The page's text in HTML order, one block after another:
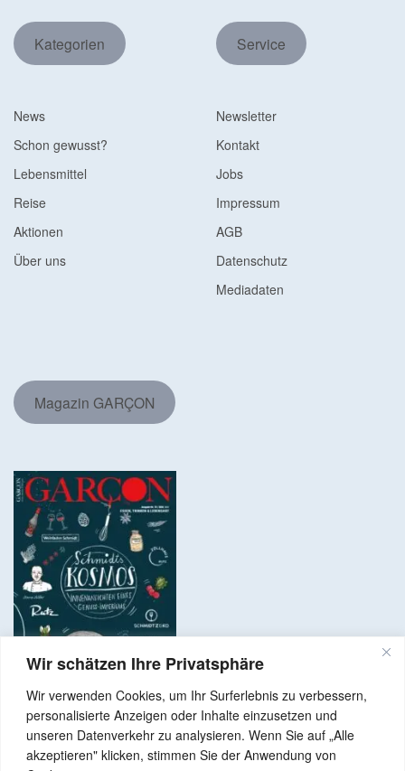
Wir schätzen Ihre Privatsphäre
Wir verwenden Cookies, um Ihr Surferlebnis zu verbessern,
personalisierte Anzeigen oder Inhalte einzusetzen und
unseren Datenverkehr zu analysieren. Wenn Sie auf „Alle
akzeptieren" klicken, stimmen Sie der Anwendung von
Kategorien
News
Schon gewusst?
Lebensmittel
Reise
Aktionen
Über uns
Service
Newsletter
Kontakt
Jobs
Impressum
AGB
Datenschutz
Mediadaten
Magazin GARÇON
Copyright © 2024 Alle Rechte vorbehalten. GenussNetzwerk.com